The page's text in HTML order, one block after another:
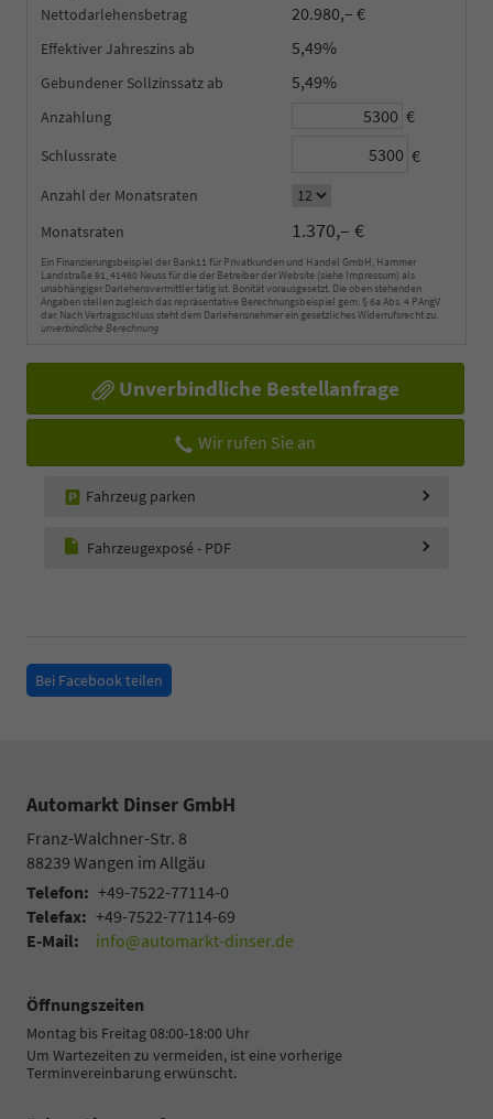
Nettodarlehensbetrag 20.980,– €
Effektiver Jahreszins 5,49%
Gebundener Sollzinssatz 5,49%
Anzahlung €
Schlussrate €
Anzahl der Monatsraten
Monatsraten
1.370,– €
Ein Finanzierungsbeispiel der Bank11 für Privatkunden und Handel GmbH, Hammer
Landstraße 91, 41460 Neuss für die der Betreiber der Website (siehe Impressum) als
unabhängiger Darlehensvermittler tätig ist. Bonität vorausgesetzt. Die oben stehenden
Angaben stellen zugleich das repräsentative Berechnungsbeispiel gem. § 6a Abs. 4 PAngV
dar. Nach Vertragsschluss steht dem Darlehensnehmer ein gesetzliches Widerrufsrecht zu.
unverbindliche Berechnung
Unverbindliche Bestellanfrage
Wir rufen Sie an
Fahrzeug parken
Fahrzeugexposé - PDF
Bei Facebook teilen
Automarkt Dinser GmbH
Franz-Walchner-Str. 8
88239 Wangen im Allgäu
Telefon: +49-7522-77114-0
Telefax: +49-7522-77114-69
E-Mail:
info@automarkt-dinser.de
Öffnungszeiten
Montag bis Freitag 08:00-18:00 Uhr
Um Wartezeiten zu vermeiden, ist eine vorherige
Terminvereinbarung erwünscht.